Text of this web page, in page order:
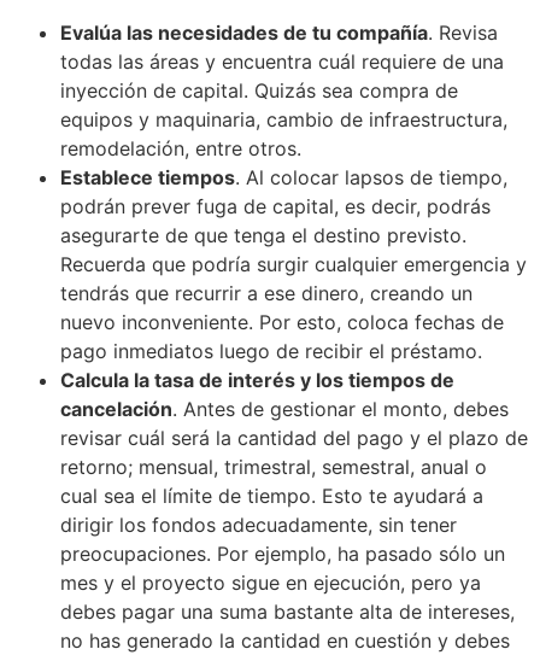
Evalúa las necesidades de tu compañía. Revisa
todas las áreas y encuentra cuál requiere de una
inyección de capital. Quizás sea compra de
equipos y maquinaria, cambio de infraestructura,
remodelación, entre otros.
Establece tiempos. Al colocar lapsos de tiempo,
podrán prever fuga de capital, es decir, podrás
asegurarte de que tenga el destino previsto.
Recuerda que podría surgir cualquier emergencia y
tendrás que recurrir a ese dinero, creando un
nuevo inconveniente. Por esto, coloca fechas de
pago inmediatos luego de recibir el préstamo.
Calcula la tasa de interés y los tiempos de
cancelación. Antes de gestionar el monto, debes
revisar cuál será la cantidad del pago y el plazo de
retorno; mensual, trimestral, semestral, anual o
cual sea el límite de tiempo. Esto te ayudará a
dirigir los fondos adecuadamente, sin tener
preocupaciones. Por ejemplo, ha pasado sólo un
mes y el proyecto sigue en ejecución, pero ya
debes pagar una suma bastante alta de intereses,
no has generado la cantidad en cuestión y debes